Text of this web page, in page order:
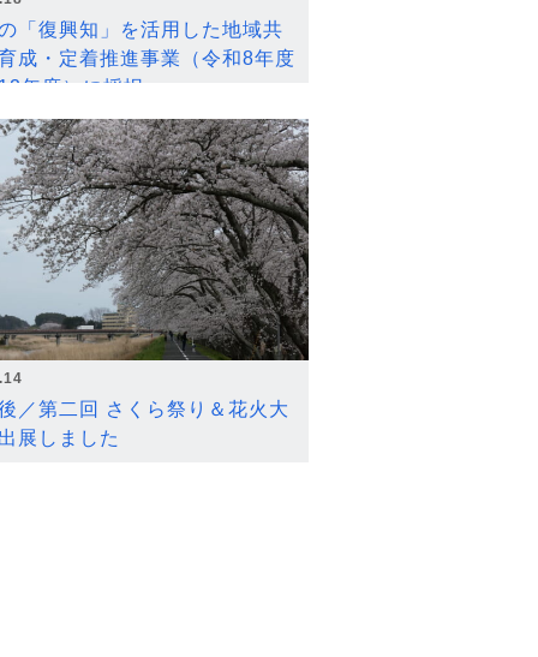
「復興知」を活用した地域共
成・定着推進事業（令和8年度
年度）に採択
／第二回 さくら祭り＆花火大
展しました